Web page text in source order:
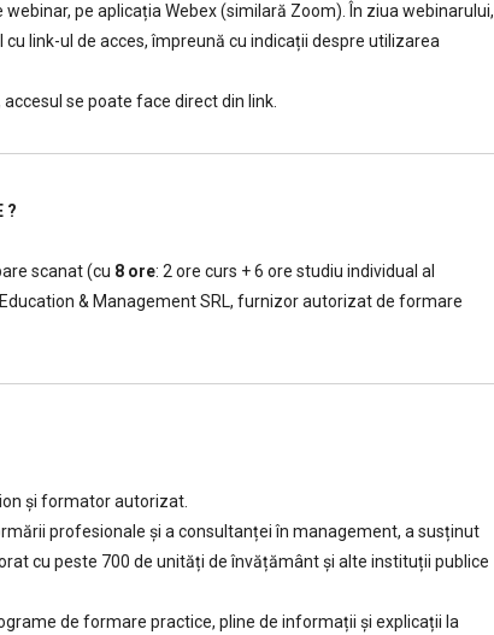
pe aplicația Webex (similară Zoom). În ziua webinarului,
link-ul de acces, împreună cu indicații despre utilizarea
se poate face direct din link.
?
scanat (cu 8 ore: 2 ore curs + 6 ore studiu individual al
& Management SRL, furnizor autorizat de formare
și formator autorizat.
profesionale și a consultanței în management, a susținut
cu peste 700 de unități de învățământ şi alte instituții publice
de formare practice, pline de informații și explicații la